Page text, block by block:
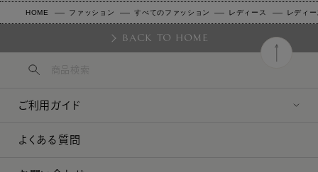
HOME ファッション すべてのファッション レディース レディ
BACK TO HOME
ご利用ガイド
よくある質問